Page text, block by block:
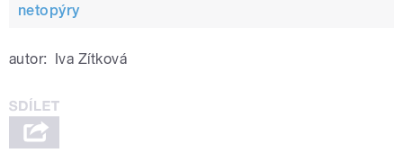
netopýry
autor: Iva Zítková